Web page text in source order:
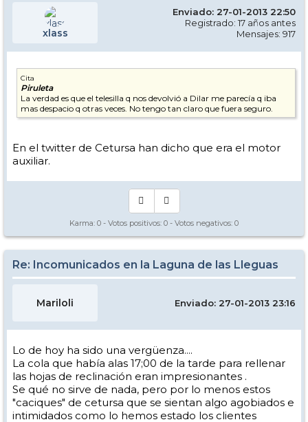
xlass
Enviado: 27-01-2013 22:50
Registrado: 17 años antes
Mensajes: 917
Cita
Piruleta
La verdad es que el telesilla q nos devolvió a Dilar me parecía q iba
mas despacio q otras veces. No tengo tan claro que fuera seguro.
En el twitter de Cetursa han dicho que era el motor
auxiliar.
Karma: 0 - Votos positivos: 0 - Votos negativos: 0
Re: Incomunicados en la Laguna de las Lleguas
Mariloli Enviado: 27-01-2013 23:16
Lo de hoy ha sido una vergüenza....
La cola que había alas 17;00 de la tarde para rellenar
las hojas de reclinación eran impresionantes .
Se qué no sirve de nada, pero por lo menos estos
"caciques" de cetursa que se sientan algo agobiados e
intimidados como lo hemos estado los clientes